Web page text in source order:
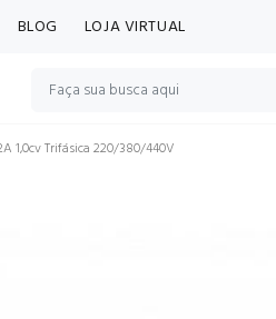
BLOG LOJA VIRTUAL
1,0cv Trifásica 220/380/440V